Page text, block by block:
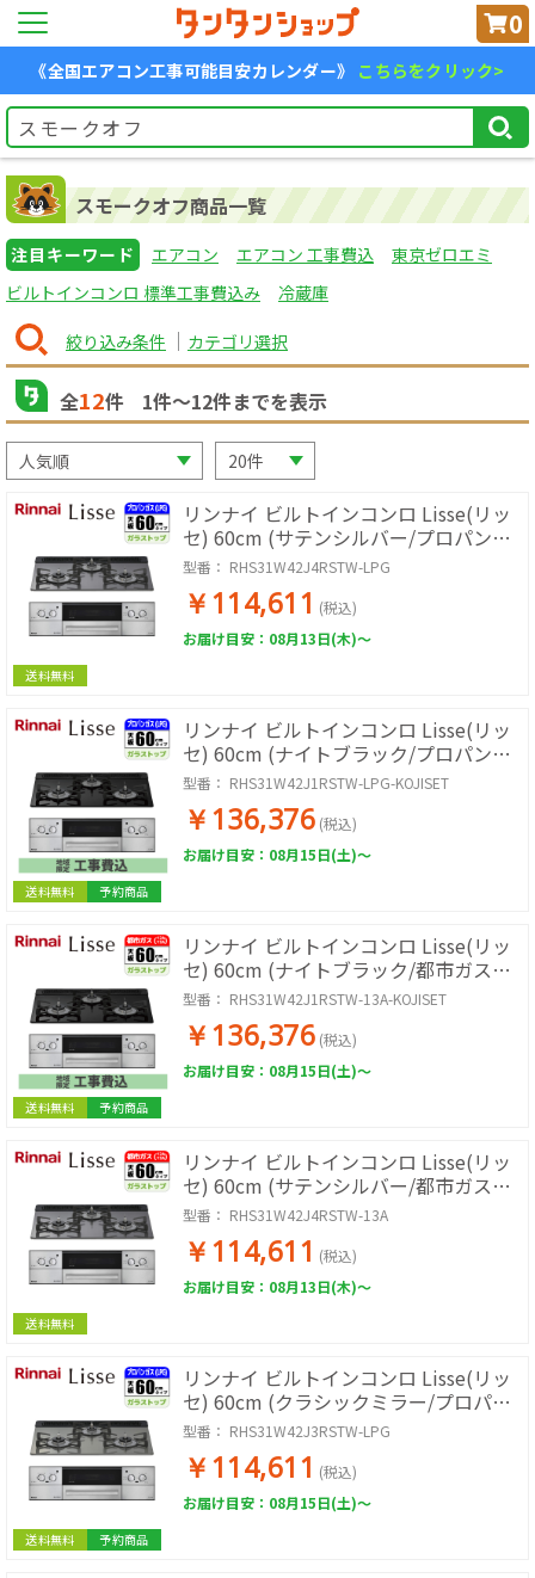
0
《全国エアコン工事可能目安カレンダー》 こちらをクリック>
スモークオフ商品一覧
注目キーワード エアコン エアコン 工事費込
東京ゼロエミ
ビルトインコンロ 標準工事費込み
冷蔵庫
絞り込み条件 カテゴリ選択
全12件 1件〜12件までを表示
送料無料
リンナイ ビルトインコンロ Lisse(リッ
セ) 60cm (サテンシルバー/プロパン用)
【土日祭日配送不可】
RHS31W42J4RSTW-LPG
型番： RHS31W42J4RSTW-LPG
￥114,611 (税込)
お届け目安：08月13日(木)～
送料無料 予約商品
リンナイ ビルトインコンロ Lisse(リッ
セ) 60cm (ナイトブラック/プロパン用)
【標準工事費込み】
RHS31W42J1RSTW-LPG-KOJISET
型番： RHS31W42J1RSTW-LPG-KOJISET
￥136,376 (税込)
お届け目安：08月15日(土)～
送料無料 予約商品
リンナイ ビルトインコンロ Lisse(リッ
セ) 60cm (ナイトブラック/都市ガス用)
【標準工事費込み】
RHS31W42J1RSTW-13A-KOJISET
型番： RHS31W42J1RSTW-13A-KOJISET
￥136,376 (税込)
お届け目安：08月15日(土)～
送料無料
リンナイ ビルトインコンロ Lisse(リッ
セ) 60cm (サテンシルバー/都市ガス用)
【土日祭日配送不可】
RHS31W42J4RSTW-13A
型番： RHS31W42J4RSTW-13A
￥114,611 (税込)
お届け目安：08月13日(木)～
送料無料 予約商品
リンナイ ビルトインコンロ Lisse(リッ
セ) 60cm (クラシックミラー/プロパン
用) RHS31W42J3RSTW-LPG
型番： RHS31W42J3RSTW-LPG
￥114,611 (税込)
お届け目安：08月15日(土)～